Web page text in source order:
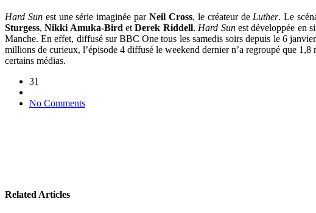
Hard Sunest une série imaginée parNeil Cross, le créateur deLuther. Le
Sturgess,Nikki Amuka-BirdetDerek Riddell.Hard Sunest développée en
Manche. En effet, diffusé sur BBC One tous les samedis soirs depuis le 6
millions de curieux, l’épisode 4 diffusé le weekend dernier n’a regroupé que
certains médias.
31
No Comments
Related Articles